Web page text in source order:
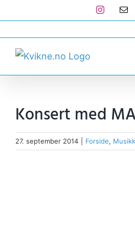
to
content
Instagram
E-
Konsert med
27. september 2014 Forside, Musikk